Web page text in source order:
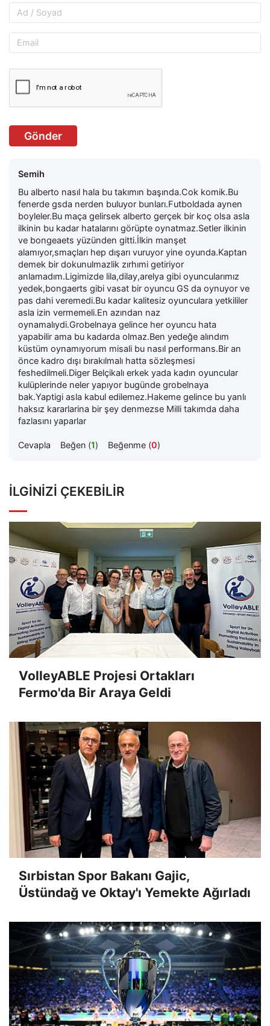
Gönder
Semih
Bu alberto nasıl hala bu takımın başında.Cok komik.Bu
fenerde gsda nerden buluyor bunları.Futboldada aynen
boyleler.Bu maça gelirsek alberto gerçek bir koç olsa asla
ilkinin bu kadar hatalarını görüpte oynatmaz.Setler ilkinin
ve bongeaets yüzünden gitti.İlkin manşet
alamıyor,smaçları hep dışarı vuruyor yine oyunda.Kaptan
demek bir dokunulmazlik zırhımi getiriyor
anlamadım.Ligimizde lila,dilay,arelya gibi oyuncularımız
yedek,bongaerts gibi vasat bir oyuncu GS da oynuyor ve
pas dahi veremedi.Bu kadar kalitesiz oyunculara yetkililer
asla izin vermemeli.En azından naz
oynamalıydi.Grobelnaya gelince her oyuncu hata
yapabilir ama bu kadarda olmaz.Ben yedeğe alındım
küstüm oynamıyorum misali bu nasıl performans.Bir an
önce kadro dışı bırakılmalı hatta sözleşmesi
feshedilmeli.Diger Belçikalı erkek yada kadın oyuncular
kulüplerinde neler yapıyor bugünde grobelnaya
bak.Yaptigi asla kabul edilemez.Hakeme gelince bu yanlı
haksız kararlarina bir şey denmezse Milli takımda daha
fazlasını yaparlar
Cevapla Beğen (1) Beğenme (0)
İLGINIZI ÇEKEBILIR
VolleyABLE Projesi Ortakları
Fermo'da Bir Araya Geldi
Sırbistan Spor Bakanı Gajic,
Üstündağ ve Oktay'ı Yemekte Ağırladı